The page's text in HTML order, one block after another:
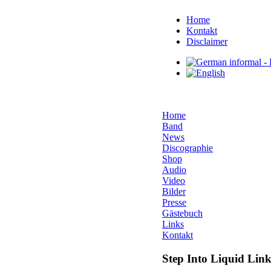
Home
Kontakt
Disclaimer
Home
Band
News
Discographie
Shop
Audio
Video
Bilder
Presse
Gästebuch
Links
Kontakt
Step Into Liquid